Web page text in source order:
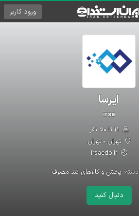
ورود کاربر
ایرسا
irsa
تهران - تهران
irsaedp.ir
دسته:پخش و کالاهای تند مصرف
دنبال کنید